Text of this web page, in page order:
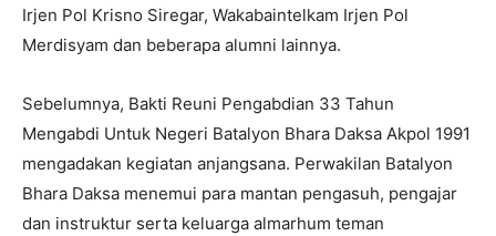
Irjen Pol Krisno Siregar, Wakabaintelkam Irjen Pol
Merdisyam dan beberapa alumni lainnya.
Sebelumnya, Bakti Reuni Pengabdian 33 Tahun
Mengabdi Untuk Negeri Batalyon Bhara Daksa Akpol 1991
mengadakan kegiatan anjangsana. Perwakilan Batalyon
Bhara Daksa menemui para mantan pengasuh, pengajar
dan instruktur serta keluarga almarhum teman